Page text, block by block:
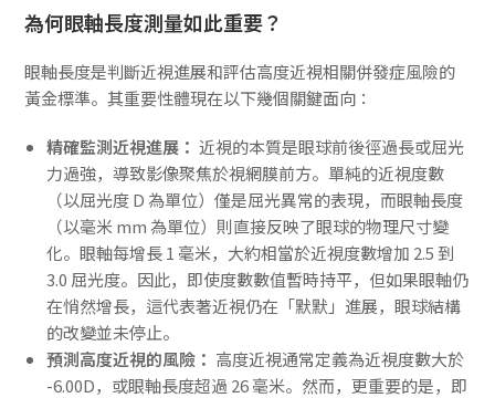
為何眼軸長度測量如此重要？
眼軸長度是判斷近視進展和評估高度近視相關併發症風險的
黃金標準。其重要性體現在以下幾個關鍵面向：
精確監測近視進展： 近視的本質是眼球前後徑過長或屈光
力過強，導致影像聚焦於視網膜前方。單純的近視度數
（以屈光度 D 為單位）僅是屈光異常的表現，而眼軸長度
（以毫米 mm 為單位）則直接反映了眼球的物理尺寸變
化。眼軸每增長 1 毫米，大約相當於近視度數增加 2.5 到
3.0 屈光度。因此，即使度數數值暫時持平，但如果眼軸仍
在悄然增長，這代表著近視仍在「默默」進展，眼球結構
的改變並未停止。
預測高度近視的風險： 高度近視通常定義為近視度數大於
-6.00D，或眼軸長度超過 26 毫米。然而，更重要的是，即